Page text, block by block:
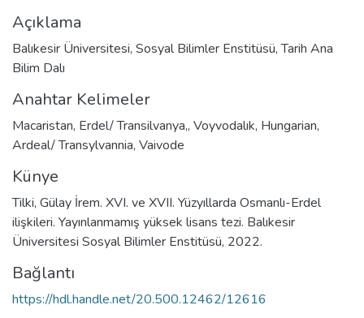
Açıklama
Balıkesir Üniversitesi, Sosyal Bilimler Enstitüsü, Tarih Ana
Bilim Dalı
Anahtar Kelimeler
Macaristan, Erdel/ Transilvanya,, Voyvodalık, Hungarian,
Ardeal/ Transylvannia, Vaivode
Künye
Tilki, Gülay İrem. XVI. ve XVII. Yüzyıllarda Osmanlı-Erdel
ilişkileri. Yayınlanmamış yüksek lisans tezi. Balıkesir
Üniversitesi Sosyal Bilimler Enstitüsü, 2022.
Bağlantı
https://hdl.handle.net/20.500.12462/12616